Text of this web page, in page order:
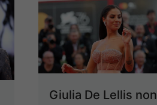
Giulia De Lellis non